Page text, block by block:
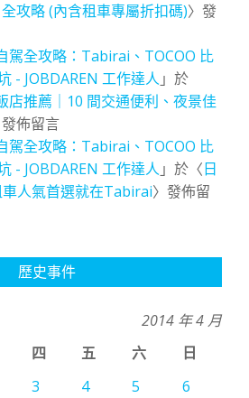
攻略 (內含租車專屬折扣碼)〉發
駕全攻略：Tabirai、TOCOO 比
- JOBDAREN 工作達人 」於
店推薦｜10 間交通便利、夜景佳
佈留言
駕全攻略：Tabirai、TOCOO 比
- JOBDAREN 工作達人 」於〈日
人氣首選就在Tabirai〉發佈留
歷史事件
2014 年 4 月
四 五 六
日
3 4 5
6